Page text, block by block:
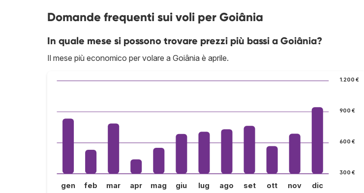
Domande frequenti sui voli per Goiânia
In quale mese si possono trovare prezzi più bassi a Goiânia?
Il mese più economico per volare a Goiânia è aprile.
300 €
600 €
900 €
1.200 €
gen feb mar apr mag giu lug ago set ott nov dic